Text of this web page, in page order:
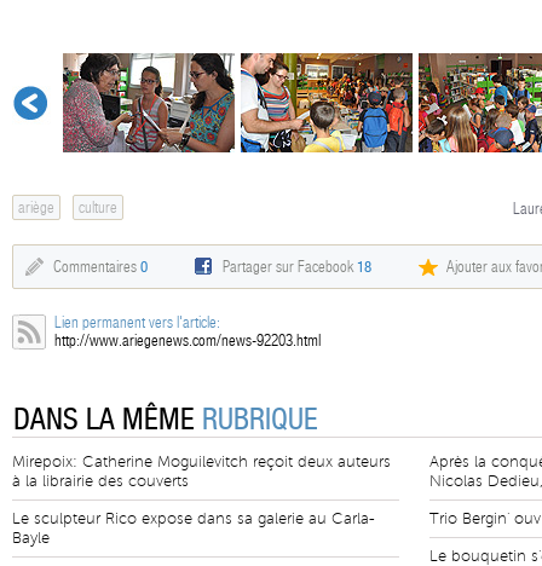
ariège culture
Commentaires 0 Partager sur Facebook18 Ajouter aux
Lien permanent vers l'article:
http://www.ariegenews.com/news-92203.html
DANS LA MÊME RUBRIQUE
Mirepoix: Catherine Moguilevitch reçoit deux auteurs
à la librairie des couverts
Le sculpteur Rico expose dans sa galerie au Carla-
Bayle
Après la
Nicolas
Trio Bergin'
Le bouquetin